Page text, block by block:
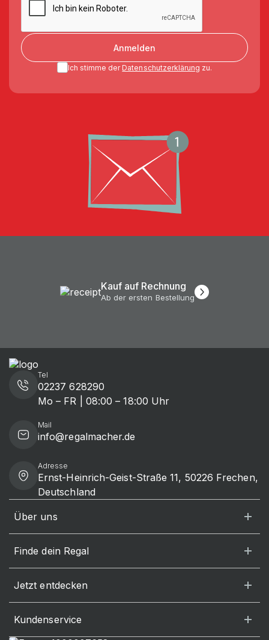
Anmelden
Ich stimme der Datenschutzerklärung zu.
Kauf auf Rechnung
Ab der ersten Bestellung
Tel
02237 628290
Mo – FR | 08:00 – 18:00 Uhr
Mail
info@regalmacher.de
Adresse
Ernst-Heinrich-Geist-Straße 11, 50226 Frechen,
Deutschland
Über uns
Finde dein Regal
Jetzt entdecken
Kundenservice